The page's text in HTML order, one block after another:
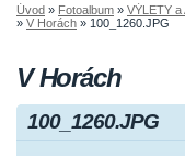
Úvod » Fotoalbum » VÝLETY a
» V Horách » 100_1260.JPG
V Horách
100_1260.JPG